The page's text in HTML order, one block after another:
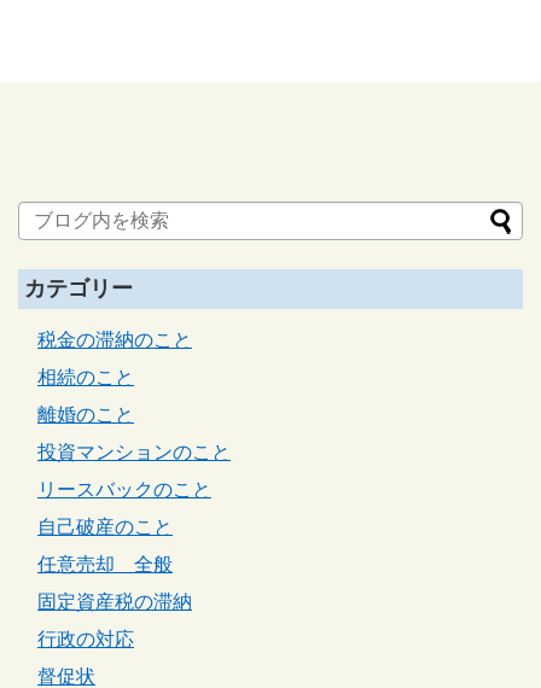
カテゴリー
税金の滞納のこと
相続のこと
離婚のこと
投資マンションのこと
リースバックのこと
自己破産のこと
任意売却 全般
固定資産税の滞納
行政の対応
督促状